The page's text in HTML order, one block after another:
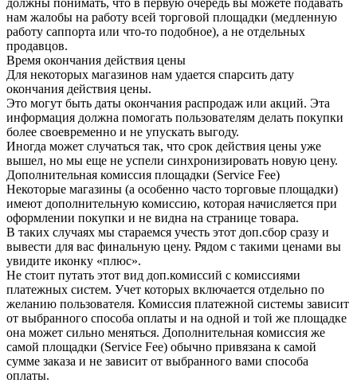
должны понимать, что в первую очередь вы можете подавать
нам жалобы на работу всей торговой площадки (медленную
работу саппорта или что-то подобное), а не отдельных
продавцов.
Время окончания действия цены
Для некоторых магазинов нам удается спарсить дату
окончания действия цены.
Это могут быть даты окончания распродаж или акций. Эта
информация должна помогать пользователям делать покупки
более своевременно и не упускать выгоду.
Иногда может случаться так, что срок действия цены уже
вышел, но мы еще не успели синхронизировать новую цену.
Дополнительная комиссия площадки (Service Fee)
Некоторые магазины (а особенно часто торговые площадки)
имеют дополнительную комиссию, которая начисляется при
оформлении покупки и не видна на странице товара.
В таких случаях мы стараемся учесть этот доп.сбор сразу и
вывести для вас финальную цену. Рядом с такими ценами вы
увидите иконку «плюс».
Не стоит путать этот вид доп.комиссий с комиссиями
платежных систем. Учет которых включается отдельно по
желанию пользователя. Комиссия платежной системы зависит
от выбранного способа оплаты и на одной и той же площадке
она может сильно меняться. Дополнительная комиссия же
самой площадки (Service Fee) обычно привязана к самой
сумме заказа и не зависит от выбранного вами способа
оплаты.